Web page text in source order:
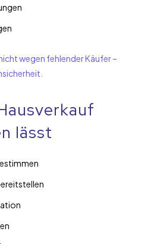
wegen fehlender Käufer –
lässt